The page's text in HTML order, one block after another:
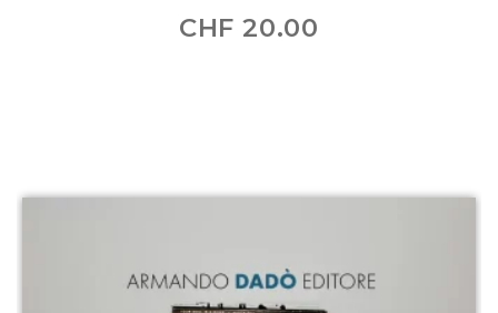
CHF 20.00